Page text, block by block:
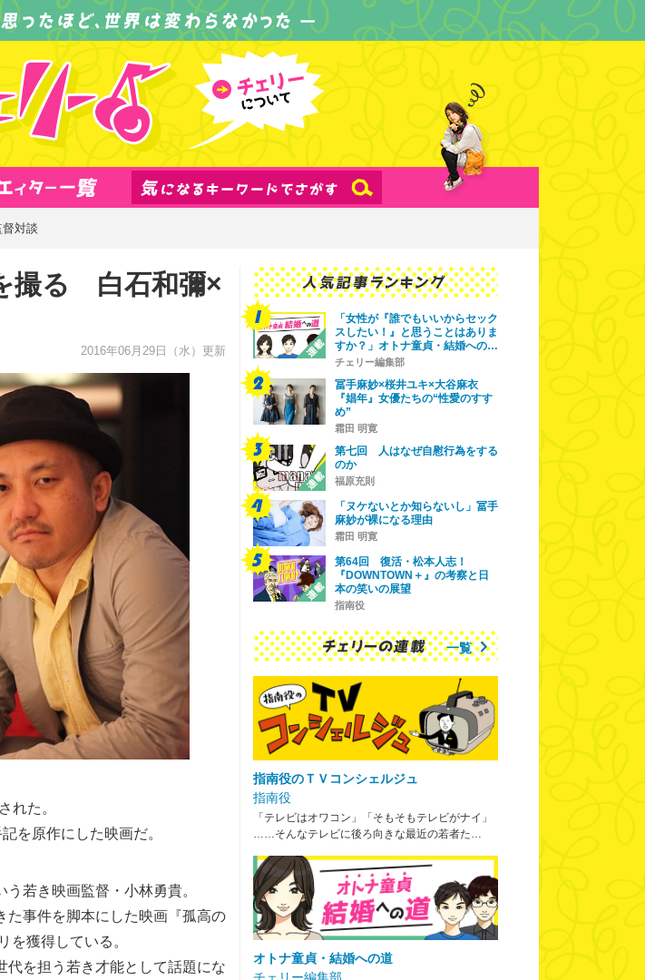
対談
撮る 白石和彌×
2016年06月29日 （水）更新
れた。
を原作にした映画だ。
若き映画監督・小林勇貴。
た事件を脚本にした映画『孤高の
を獲得している。
代を担う若き才能として話題にな
「女性が『誰でもいいからセック
スしたい！』と思うことはありま
すか？」オトナ童貞・結婚への…
チェリー編集部
冨手麻妙×桜井ユキ×大谷麻衣
『娼年』女優たちの“性愛のすす
め”
霜田 明寛
第七回 人はなぜ自慰行為をする
のか
福原充則
「ヌケないとか知らないし」冨手
麻妙が裸になる理由
霜田 明寛
第64回 復活・松本人志！
『DOWNTOWN＋』の考察と日
本の笑いの展望
指南役
一覧
指南役のＴＶコンシェルジュ
指南役
「テレビはオワコン」「そもそもテレビがナイ」
……そんなテレビに後ろ向きな最近の若者た…
オトナ童貞・結婚への道